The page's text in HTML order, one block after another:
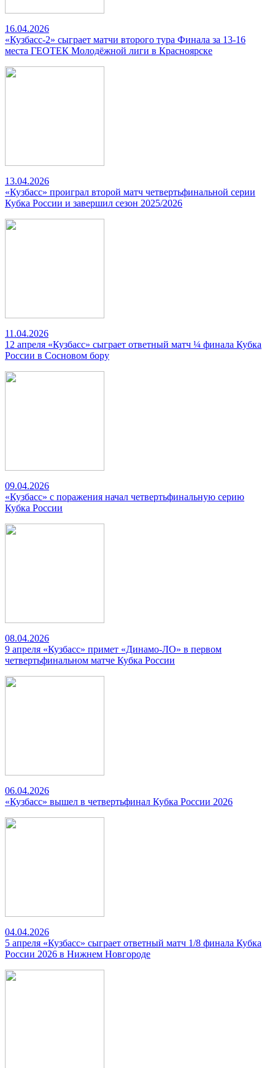
16.04.2026
«Кузбасс-2» сыграет матчи второго тура Финала за 13-16
места ГЕОТЕК Молодёжной лиги в Красноярске
13.04.2026
«Кузбасс» проиграл второй матч четвертьфинальной серии
Кубка России и завершил сезон 2025/2026
11.04.2026
12 апреля «Кузбасс» сыграет ответный матч ¼ финала Кубка
России в Сосновом бору
09.04.2026
«Кузбасс» с поражения начал четвертьфинальную серию
Кубка России
08.04.2026
9 апреля «Кузбасс» примет «Динамо-ЛО» в первом
четвертьфинальном матче Кубка России
06.04.2026
«Кузбасс» вышел в четвертьфинал Кубка России 2026
04.04.2026
5 апреля «Кузбасс» сыграет ответный матч 1/8 финала Кубка
России 2026 в Нижнем Новгороде